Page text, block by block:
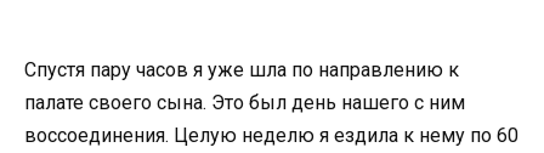
Спустя пару часов я уже шла по направлению к
палате своего сына. Это был день нашего с ним
воссоединения. Целую неделю я ездила к нему по 60